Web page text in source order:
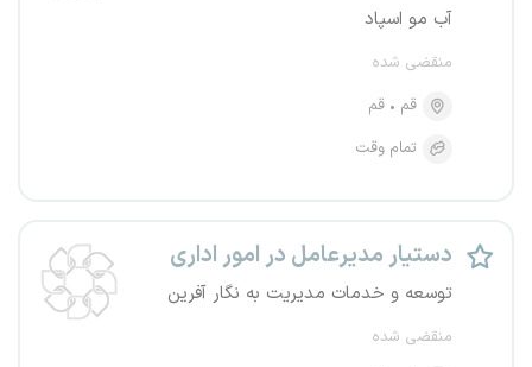
آب مو اسپاد
منقضی شده
قم
قم
تمام وقت
دستیار مدیرعامل در امور اداری
توسعه و خدمات مدیریت به نگار آفرین
منقضی شده